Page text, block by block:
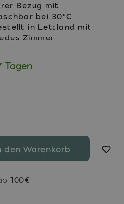
Bezug mit
bei 30°C
in Lettland mit
Zimmer
Tagen
den Warenkorb
100 €